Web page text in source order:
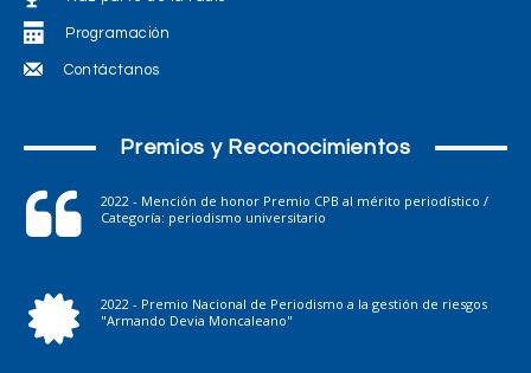
Programación
Contáctanos
Premios y Reconocimientos
2022 - Mención de honor Premio CPB al mérito periodístico /
Categoría: periodismo universitario
2022 - Premio Nacional de Periodismo a la gestión de riesgos
"Armando Devia Moncaleano"